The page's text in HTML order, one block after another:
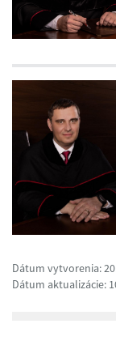
Dátum vytvorenia:
Dátum aktualizácie: